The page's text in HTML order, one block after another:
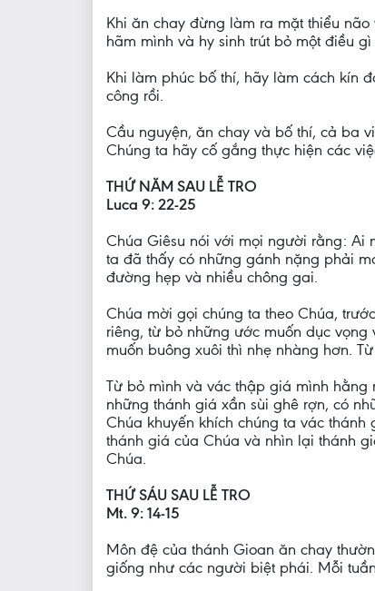
Khi ăn chay đừng làm ra mặt thiểu
hãm mình và hy sinh trút bỏ một điều
Khi làm phúc bố thí, hãy làm cách kín
công rồi.
Cầu nguyện, ăn chay và bố thí, cả ba
Chúng ta hãy cố gắng thực hiện các
THỨ NĂM SAU LỄ TRO
Luca 9: 22-25
Chúa Giêsu nói với mọi người rằng: Ai
ta đã thấy có những gánh nặng phải
đường hẹp và nhiều chông gai.
Chúa mời gọi chúng ta theo Chúa,
riêng, từ bỏ những ước muốn dục
muốn buông xuôi thì nhẹ nhàng hơn.
Từ bỏ mình và vác thập giá mình
những thánh giá xần sùi ghê rợn, có
Chúa khuyến khích chúng ta vác
thánh giá của Chúa và nhìn lại thánh
Chúa.
THỨ SÁU SAU LỄ TRO
Mt. 9: 14-15
Môn đệ của thánh Gioan ăn chay
giống như các người biệt phái. Mỗi